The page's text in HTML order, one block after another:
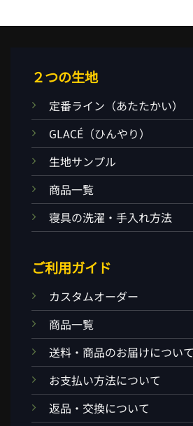
２つの生地
定番ライン（あたたかい）
GLACÉ（ひんやり）
生地サンプル
商品一覧
寝具の洗濯・手入れ方法
ご利用ガイド
カスタムオーダー
商品一覧
送料・商品のお届けについて
お支払い方法について
返品・交換について